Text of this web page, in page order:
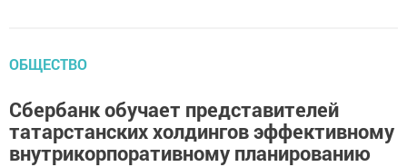
ОБЩЕСТВО
Сбербанк обучает представителей
татарстанских холдингов эффективному
внутрикорпоративному планированию